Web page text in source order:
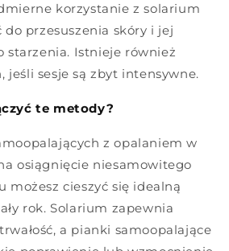
korzystanie z solarium
przesuszenia skóry i jej
starzenia. Istnieje również
jeśli sesje są zbyt intensywne.
te metody?
z opalaniem w
osiągnięcie niesamowitego
możesz cieszyć się idealną
rok. Solarium zapewnia
a pianki samoopalające